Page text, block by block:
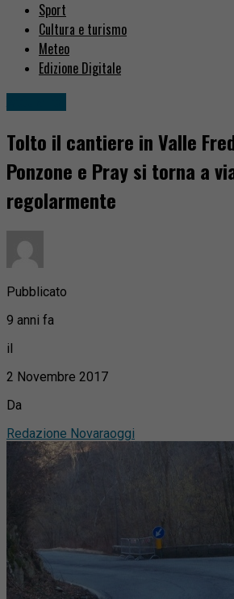
Sport
Cultura e turismo
Meteo
Edizione Digitale
Tolto il cantiere in Valle
Ponzone e Pray si torna a
regolarmente
Pubblicato
9 anni fa
il
2 Novembre 2017
Da
Redazione Novaraoggi